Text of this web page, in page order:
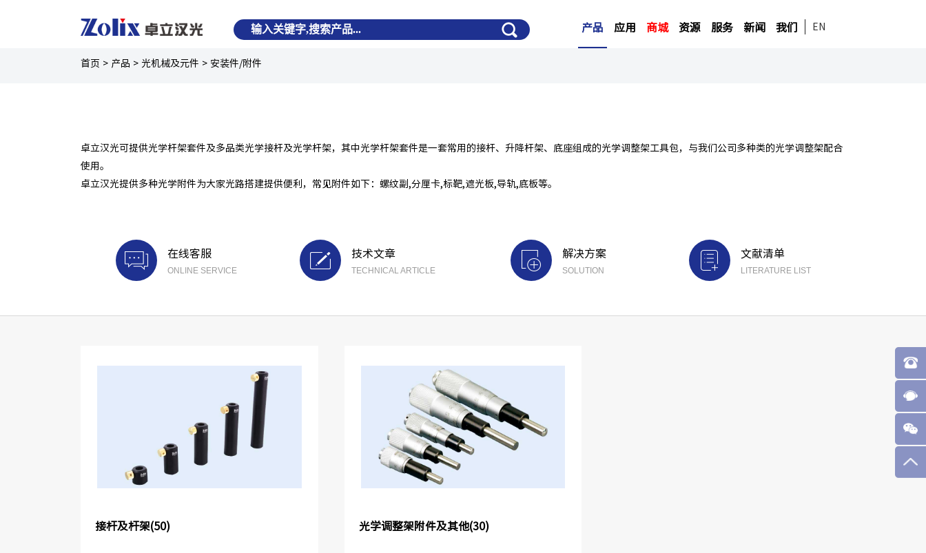
产品 应用 商城 资源 服务 新闻 我们 EN
首页 > 产品 > 光机械及元件 > 安装件/附件
卓立汉光可提供光学杆架套件及多品类光学接杆及光学杆架，其中光学杆架套件是一套常用的接杆、升降杆架、底座组成的光学调整架工具包，与我们公司多种类的光学调整架配合
使用。
卓立汉光提供多种光学附件为大家光路搭建提供便利，常见附件如下：螺纹副,分厘卡,标靶,遮光板,导轨,底板等。
在线客服
ONLINE SERVICE
技术文章
TECHNICAL ARTICLE
解决方案
SOLUTION
文献清单
LITERATURE LIST
接杆及杆架(50) 光学调整架附件及其他(30)